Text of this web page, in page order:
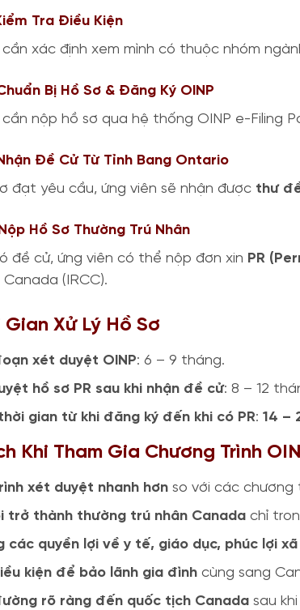
Tra Điều Kiện
cần xác định xem mình có thuộc nhóm
Bị Hồ Sơ & Đăng Ký OINP
cần nộp hồ sơ qua hệ thống OINP e-Filing
Đề Cử Từ Tỉnh Bang Ontario
đạt yêu cầu, ứng viên sẽ nhận được thư
Hồ Sơ Thường Trú Nhân
đề cử, ứng viên có thể nộp đơn xin PR
(IRCC).
Gian Xử Lý Hồ Sơ
xét duyệt OINP: 6 – 9 tháng.
hồ sơ PR sau khi nhận đề cử: 8 – 12
gian từ khi đăng ký đến khi có PR: 14 –
Khi Tham Gia Chương Trình
xét duyệt nhanh hơn so với các chương
trở thành thường trú nhân Canada chỉ
các quyền lợi về y tế, giáo dục, phúc lợi
kiện để bảo lãnh gia đình cùng sang
rõ ràng đến quốc tịch Canada sau